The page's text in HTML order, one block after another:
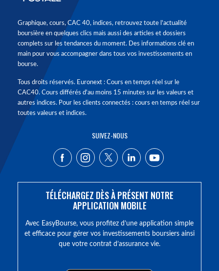
Graphique, cours, CAC 40, indices, retrouvez toute l'actualité
boursière en quelques clics mais aussi des articles et dossiers
complets sur les tendances du moment. Des informations clé en
main pour vous accompagner dans tous vos investissements en
bourse.
Tous droits réservés. Euronext : Cours en temps réel sur le
CAC40. Cours différés d'au moins 15 minutes sur les valeurs et
autres indices. Pour les clients connectés : cours en temps réel sur
toutes valeurs et indices.
SUIVEZ-NOUS
TÉLÉCHARGEZ DÈS À PRÉSENT NOTRE
APPLICATION MOBILE
Avec EasyBourse, vous profitez d’une application simple
et efficace pour gérer vos investissements boursiers ainsi
que votre contrat d’assurance vie.